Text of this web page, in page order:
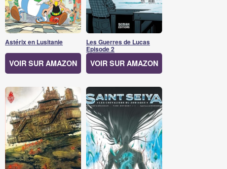
Astérix en Lusitanie
VOIR SUR AMAZON
Les Guerres de Lucas
Episode 2
VOIR SUR AMAZON